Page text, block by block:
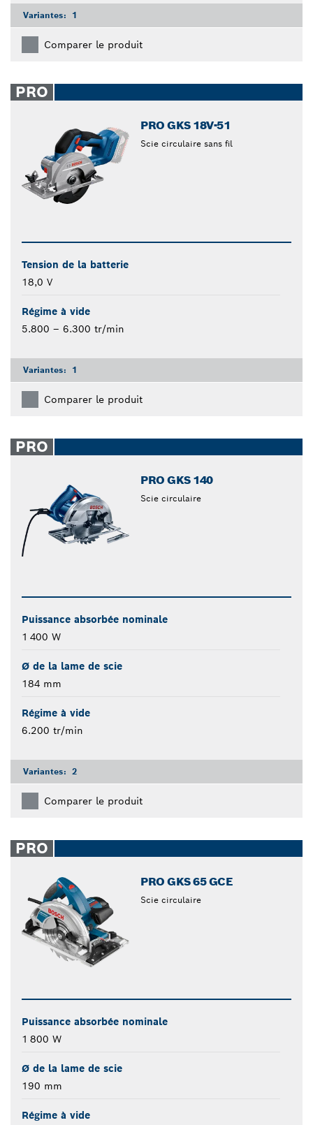
Variantes: 1
Comparer le produit
PRO
PRO GKS 18V-51
Scie circulaire sans fil
Tension de la batterie
18,0 V
Régime à vide
5.800 – 6.300 tr/min
Variantes: 1
Comparer le produit
PRO
PRO GKS 140
Scie circulaire
Puissance absorbée nominale
1 400 W
Ø de la lame de scie
184 mm
Régime à vide
6.200 tr/min
Variantes: 2
Comparer le produit
PRO
PRO GKS 65 GCE
Scie circulaire
Puissance absorbée nominale
1 800 W
Ø de la lame de scie
190 mm
Régime à vide